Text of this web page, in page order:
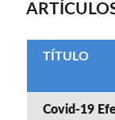
TÍTULO
Covid-19